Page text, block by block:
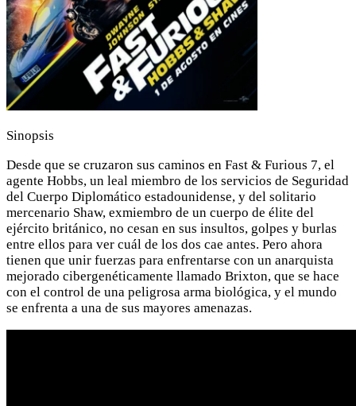
Sinopsis
Desde que se cruzaron sus caminos en Fast & Furious 7, el
agente Hobbs, un leal miembro de los servicios de Seguridad
del Cuerpo Diplomático estadounidense, y del solitario
mercenario Shaw, exmiembro de un cuerpo de élite del
ejército británico, no cesan en sus insultos, golpes y burlas
entre ellos para ver cuál de los dos cae antes. Pero ahora
tienen que unir fuerzas para enfrentarse con un anarquista
mejorado cibergenéticamente llamado Brixton, que se hace
con el control de una peligrosa arma biológica, y el mundo
se enfrenta a una de sus mayores amenazas.